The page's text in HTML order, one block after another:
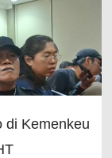
di Kemenkeu